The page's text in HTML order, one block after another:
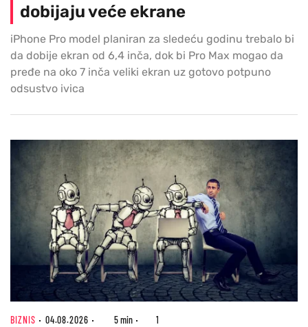
dobijaju veće ekrane
iPhone Pro model planiran za sledeću godinu trebalo bi
da dobije ekran od 6,4 inča, dok bi Pro Max mogao da
pređe na oko 7 inča veliki ekran uz gotovo potpuno
odsustvo ivica
BIZNIS 04.08.2026 5 min 1